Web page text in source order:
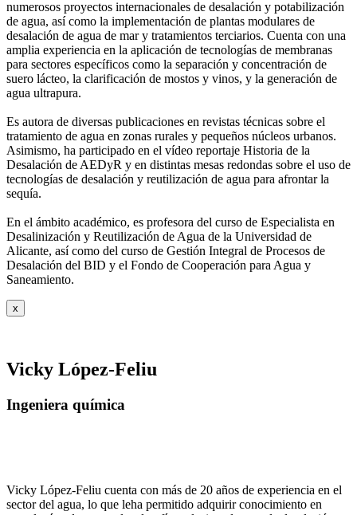
numerosos proyectos internacionales de desalación y potabilización
de agua, así como la implementación de plantas modulares de
desalación de agua de mar y tratamientos terciarios. Cuenta con una
amplia experiencia en la aplicación de tecnologías de membranas
para sectores específicos como la separación y concentración de
suero lácteo, la clarificación de mostos y vinos, y la generación de
agua ultrapura.
Es autora de diversas publicaciones en revistas técnicas sobre el
tratamiento de agua en zonas rurales y pequeños núcleos urbanos.
Asimismo, ha participado en el vídeo reportaje Historia de la
Desalación de AEDyR y en distintas mesas redondas sobre el uso de
tecnologías de desalación y reutilización de agua para afrontar la
sequía.
En el ámbito académico, es profesora del curso de Especialista en
Desalinización y Reutilización de Agua de la Universidad de
Alicante, así como del curso de Gestión Integral de Procesos de
Desalación del BID y el Fondo de Cooperación para Agua y
Saneamiento.
x
Vicky López-Feliu
Ingeniera química
Vicky López-Feliu cuenta con más de 20 años de experiencia en el
sector del agua, lo que leha permitido adquirir conocimiento en